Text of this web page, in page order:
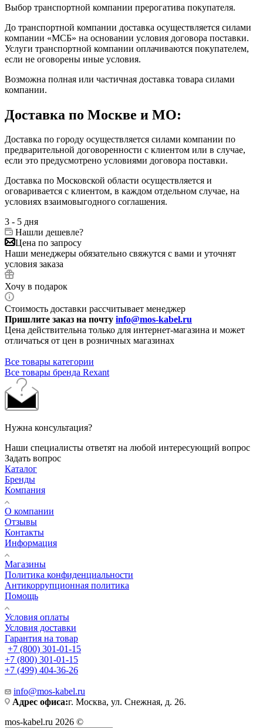
Выбор транспортной компании прерогатива покупателя.
До транспортной компании доставка осуществляется силами
компании «МСБ» на основании условия договора поставки.
Услуги транспортной компании оплачиваются покупателем,
если не оговорены иные условия.
Возможна полная или частичная доставка товара силами
компании.
Доставка по Москве и МО:
Доставка по городу осуществляется силами компании по
предварительной договоренности с клиентом или в случае,
если это предусмотрено условиями договора поставки.
Доставка по Московской области осуществляется и
оговаривается с клиентом, в каждом отдельном случае, на
условиях взаимовыгодного соглашения.
3 - 5 дня
Нашли дешевле?
Цена по запросу
Наши менеджеры обязательно свяжутся с вами и уточнят
условия заказа
Хочу в подарок
Стоимость доставки рассчитывает менеджер
Пришлите заказ на почту info@mos-kabel.ru
Цена действительна только для интернет-магазина и может
отличаться от цен в розничных магазинах
Все товары категории
Все товары бренда Rexant
Нужна консультация?
Наши специалисты ответят на любой интересующий вопрос
Задать вопрос
Каталог
Бренды
Компания
О компании
Отзывы
Контакты
Информация
Магазины
Политика конфиденциальности
Антикоррупционная политика
Помощь
Условия оплаты
Условия доставки
Гарантия на товар
+7 (800) 301-01-15
+7 (800) 301-01-15
+7 (499) 404-36-26
info@mos-kabel.ru
Адрес офиса:г. Москва, ул. Снежная, д. 26.
mos-kabel.ru 2026 ©